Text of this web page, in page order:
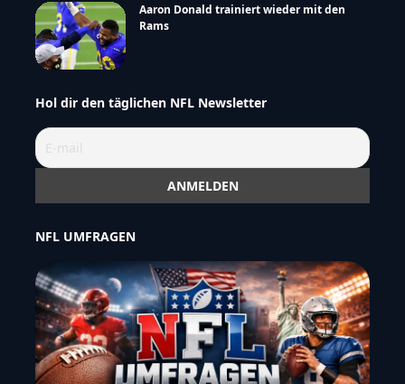
Aaron Donald trainiert wieder mit den
Rams
Hol dir den täglichen NFL Newsletter
NFL UMFRAGEN